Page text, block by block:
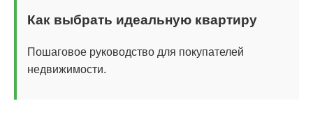
Как выбрать идеальную квартиру
Пошаговое руководство для покупателей
недвижимости.